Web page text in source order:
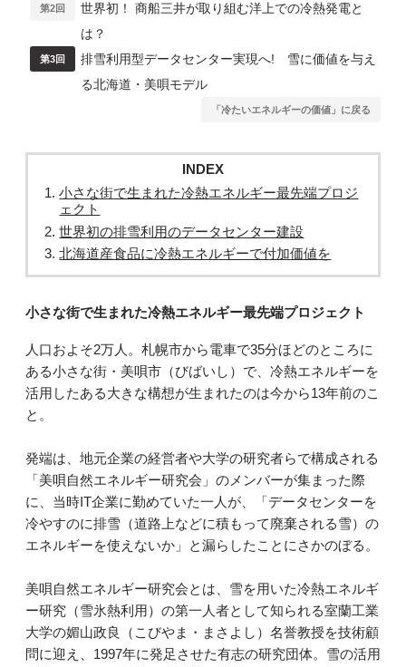
第2回
世界初！ 商船三井が取り組む洋上での冷熱発電と
は？
第3回
排雪利用型データセンター実現へ! 雪に価値を与え
る北海道・美唄モデル
「冷たいエネルギーの価値」に戻る
INDEX
小さな街で生まれた冷熱エネルギー最先端プロジ
ェクト
世界初の排雪利用のデータセンター建設
北海道産食品に冷熱エネルギーで付加価値を
小さな街で生まれた冷熱エネルギー最先端プロジェクト
人口およそ2万人。札幌市から電車で35分ほどのところに
ある小さな街・美唄市（びばいし）で、冷熱エネルギーを
活用したある大きな構想が生まれたのは今から13年前のこ
と。
発端は、地元企業の経営者や大学の研究者らで構成される
「美唄自然エネルギー研究会」のメンバーが集まった際
に、当時IT企業に勤めていた一人が、「データセンターを
冷やすのに排雪（道路上などに積もって廃棄される雪）の
エネルギーを使えないか」と漏らしたことにさかのぼる。
美唄自然エネルギー研究会とは、雪を用いた冷熱エネルギ
ー研究（雪氷熱利用）の第一人者として知られる室蘭工業
大学の媚山政良（こびやま・まさよし）名誉教授を技術顧
問に迎え、1997年に発足させた有志の研究団体。雪の活用